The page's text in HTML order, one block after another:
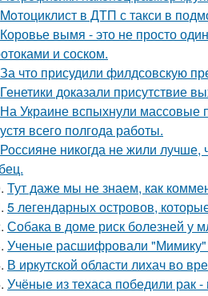
Moтоциклист в ДТП с такси в
Коровье вымя - это не просто
и соском.
За что присудили филдсовскую
Генетики доказали присутствие
На Украине вспыхнули массовые
всего полгода работы.
Россияне никогда не жили лучше,
Тут даже мы не знаем, как
5 легендарных островов,
Собака в доме риск болезней у
Ученые расшифровали "Мимику"
В иркутской области лихач во
Учёные из техаса победили рак